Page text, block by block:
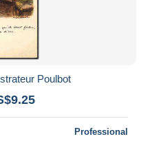
Poulbot
Professional